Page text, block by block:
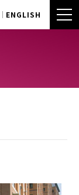
ENGLISH